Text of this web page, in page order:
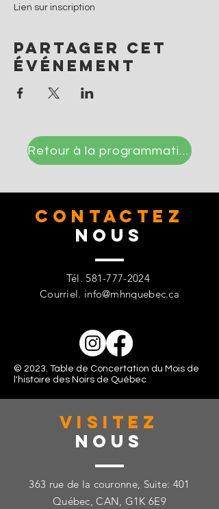
Lien sur inscription
Partager cet
événement
Retour à la programmation
CONTACTez
Nous
Tél.581-777-2024
Courriel. info@mhnquebec.ca
© 2023. Table de Concertation du Mois de
l'histoire des Noirs de Québec
VISITez
Nous
363 rue de la couronne, Suite: 401
Québec, CAN, G1K 6E9